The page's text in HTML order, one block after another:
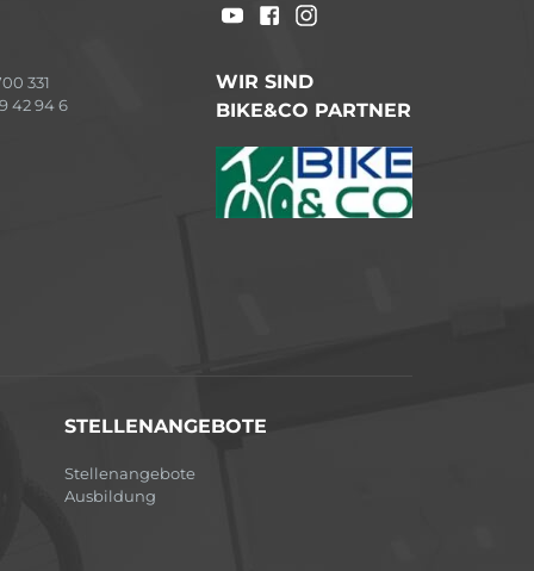
331
42 94 6
WIR SIND
BIKE&CO PARTNER
STELLENANGEBOTE
Stellenangebote
Ausbildung